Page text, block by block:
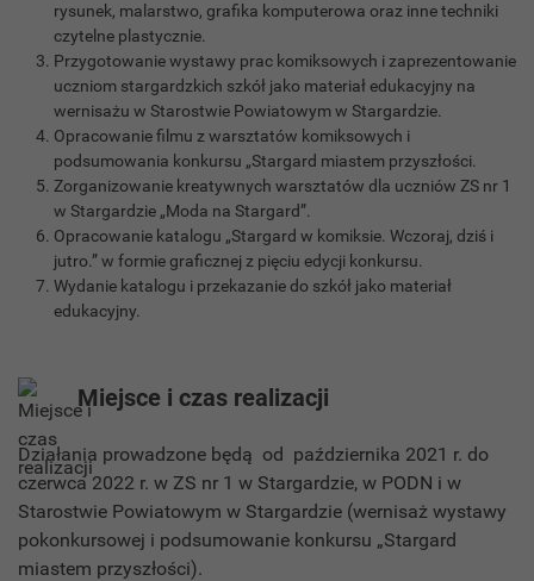
rysunek, malarstwo, grafika komputerowa oraz inne techniki
czytelne plastycznie.
Przygotowanie wystawy prac komiksowych i zaprezentowanie
uczniom stargardzkich szkół jako materiał edukacyjny na
wernisażu w Starostwie Powiatowym w Stargardzie.
Opracowanie filmu z warsztatów komiksowych i
podsumowania konkursu „Stargard miastem przyszłości.
Zorganizowanie kreatywnych warsztatów dla uczniów ZS nr 1
w Stargardzie „Moda na Stargard”.
Opracowanie katalogu „Stargard w komiksie. Wczoraj, dziś i
jutro.” w formie graficznej z pięciu edycji konkursu.
Wydanie katalogu i przekazanie do szkół jako materiał
edukacyjny.
Miejsce i czas realizacji
Działania prowadzone będą od października 2021 r. do
czerwca 2022 r. w ZS nr 1 w Stargardzie, w PODN i w
Starostwie Powiatowym w Stargardzie (wernisaż wystawy
pokonkursowej i podsumowanie konkursu „Stargard
miastem przyszłości).